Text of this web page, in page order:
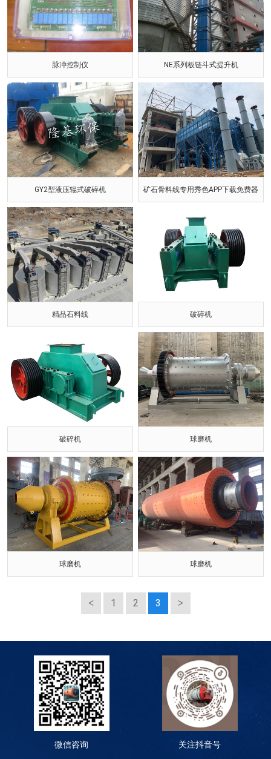
脉冲控制仪 NE系列板链斗式提升机
GY2型液压辊式破碎机 矿石骨料线专用秀色APP下载免费器
精品石料线 破碎机
破碎机 球磨机
球磨机 球磨机
1 2 3
微信咨询 关注抖音号